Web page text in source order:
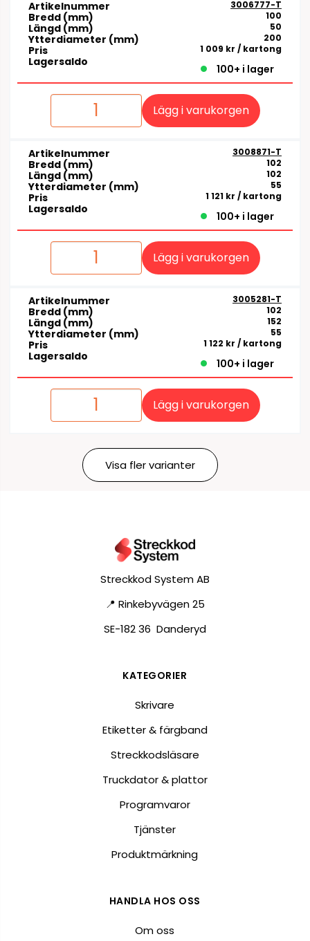
Artikelnummer 3006777-T
Bredd (mm) 100
Längd (mm) 50
Ytterdiameter (mm) 200
Pris 1 009 kr / kartong
Lagersaldo
100+ i lager
Lägg i varukorgen
Artikelnummer 3008871-T
Bredd (mm) 102
Längd (mm) 102
Ytterdiameter (mm) 55
Pris 1 121 kr / kartong
Lagersaldo
100+ i lager
Lägg i varukorgen
Artikelnummer 3005281-T
Bredd (mm) 102
Längd (mm) 152
Ytterdiameter (mm) 55
Pris 1 122 kr / kartong
Lagersaldo
100+ i lager
Lägg i varukorgen
Visa fler varianter
Streckkod System AB
📍 Rinkebyvägen 25
SE-182 36 Danderyd
KATEGORIER
Skrivare
Etiketter & färgband
Streckkodsläsare
Truckdator & plattor
Programvaror
Tjänster
Produktmärkning
HANDLA HOS OSS
Om oss